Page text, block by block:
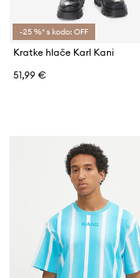
-25 %* s kodo: OFF
Kratke hlače Karl Kani
51,99 €